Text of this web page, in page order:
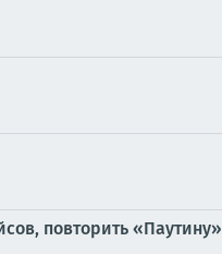
повторить «Паутину»